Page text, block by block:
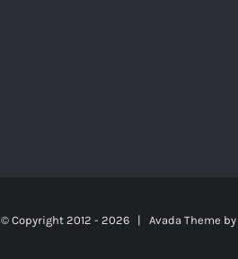
© Copyright 2012 - 2026 | Avada Theme by